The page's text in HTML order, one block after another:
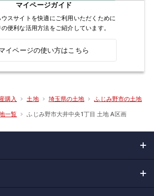
マイページガイド
スサイトを快適にご利用いただくために
便利な活用方法をご紹介しています。
イページの使い方はこちら
購入 土地 埼玉県の土地 ふじみ野市の土地
一覧 ふじみ野市大井中央1丁目 土地 A区画